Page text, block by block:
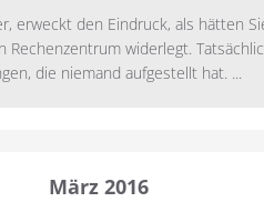
erweckt den Eindruck, als hätten
Rechenzentrum widerlegt.
die niemand aufgestellt hat. ...
März 2016